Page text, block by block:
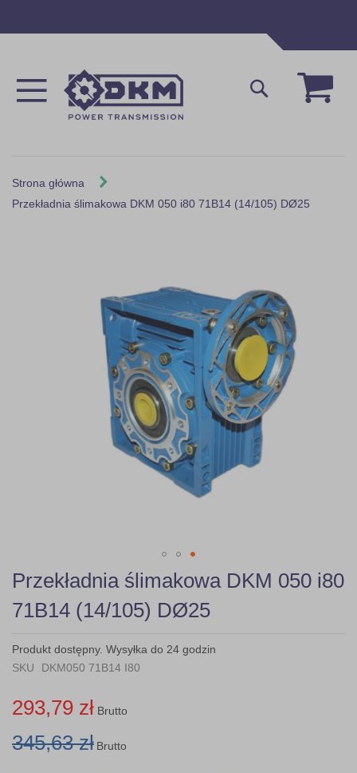
Mój
Szukaj
Strona główna
Przekładnia ślimakowa DKM 050 i80 71B14 (14/105) DØ25
Skip
to
the
beginning
the
images
Przekładnia ślimakowa DKM 050 i80
71B14 (14/105) DØ25
Produkt dostępny. Wysyłka do 24 godzin
SKU
DKM050 71B14 I80
293,79 zł Brutto
345,63 zł Brutto